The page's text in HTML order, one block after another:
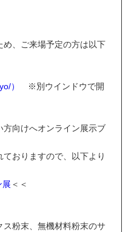
、ご来場予定の方は以下
）
※別ウインドウで開
方向けへオンライン展示ブ
おりますので、以下より
展 ＜＜
粉末、無機材料粉末のサ